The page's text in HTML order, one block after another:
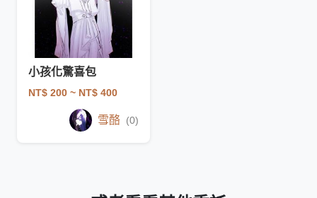
小孩化驚喜包
NT$ 200 ~ NT$ 400
雪酪 (0)